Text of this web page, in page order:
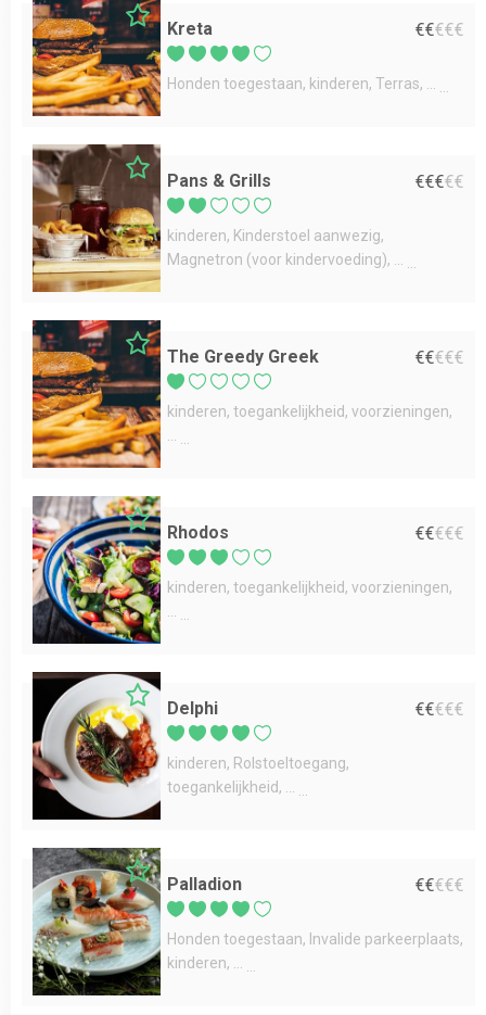
Kreta €€€€€
Honden toegestaan kinderen Terras
Pans & Grills €€€€€
kinderen Kinderstoel aanwezig
Magnetron (voor kindervoeding)
The Greedy Greek €€€€€
kinderen toegankelijkheid voorzieningen
Rhodos €€€€€
kinderen toegankelijkheid voorzieningen
Delphi €€€€€
kinderen Rolstoeltoegang
toegankelijkheid
Palladion €€€€€
Honden toegestaan
Invalide parkeerplaats
kinderen